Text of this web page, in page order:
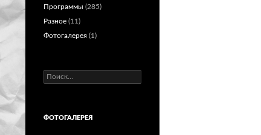
Программы (285)
Разное (11)
Фотогалерея (1)
Найти:
ФОТОГАЛЕРЕЯ